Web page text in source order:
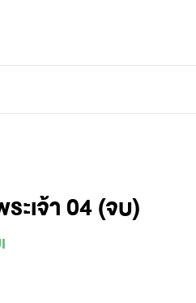
เข้าสู่ระบบ/
ะเจ้า 04 (จบ)